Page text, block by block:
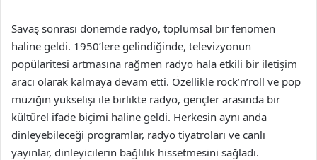
Savaş sonrası dönemde radyo, toplumsal bir fenomen
haline geldi. 1950’lere gelindiğinde, televizyonun
popülaritesi artmasına rağmen radyo hala etkili bir iletişim
aracı olarak kalmaya devam etti. Özellikle rock’n’roll ve pop
müziğin yükselişi ile birlikte radyo, gençler arasında bir
kültürel ifade biçimi haline geldi. Herkesin aynı anda
dinleyebileceği programlar, radyo tiyatroları ve canlı
yayınlar, dinleyicilerin bağlılık hissetmesini sağladı.